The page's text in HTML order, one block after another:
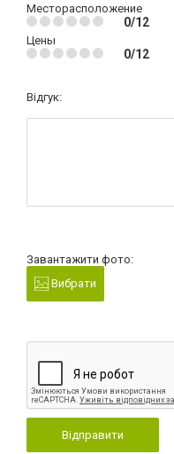
Месторасположение
0/12
Цены
0/12
Відгук:
Завантажити фото:
Вибрати
Відправити